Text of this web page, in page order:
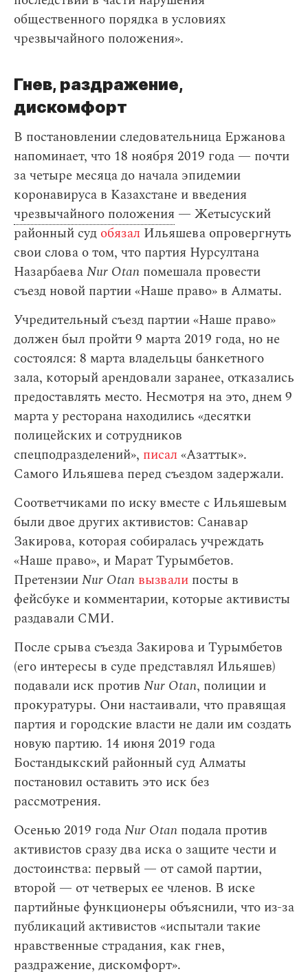
общественного порядка в условиях
чрезвычайного положения».
Гнев, раздражение,
дискомфорт
В постановлении следовательница Ержанова
напоминает, что 18 ноября 2019 года — почти
за четыре месяца до начала эпидемии
коронавируса в Казахстане и введения
чрезвычайного положения — Жетысуский
районный суд обязал Ильяшева опровергнуть
свои слова о том, что партия Нурсултана
НазарбаеваNur Otan помешала провести
съезд новой партии «Наше право» в Алматы.
Учредительный съезд партии «Наше право»
должен был пройти 9 марта 2019 года, но не
состоялся: 8 марта владельцы банкетного
зала, который арендовали заранее, отказались
предоставлять место. Несмотря на это, днем 9
марта у ресторана находились «десятки
полицейских и сотрудников
спецподразделений», писал«Азаттык».
Самого Ильяшева перед съездом задержали.
Соответчиками по иску вместе с Ильяшевым
были двое других активистов: Санавар
Закирова, которая собиралась учреждать
«Наше право», и Марат Турымбетов.
ПретензииNur Otan вызвали посты в
фейсбуке и комментарии, которые активисты
раздавали СМИ.
После срыва съезда Закирова и Турымбетов
(его интересы в суде представлял Ильяшев)
подавали иск против Nur Otan, полиции и
прокуратуры. Они настаивали, что правящая
партия и городские власти не дали им создать
новую партию. 14 июня 2019 года
Бостандыкский районный суд Алматы
постановил оставить это иск без
рассмотрения.
Осенью 2019 годаNur Otan подала против
активистов сразу два иска о защите чести и
достоинства: первый — от самой партии,
второй — от четверых ее членов. В иске
партийные функционеры объяснили, что из-за
публикаций активистов «испытали такие
нравственные страдания, как гнев,
раздражение, дискомфорт».